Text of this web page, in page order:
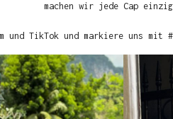
machen wir jede Cap
und TikTok und markiere uns